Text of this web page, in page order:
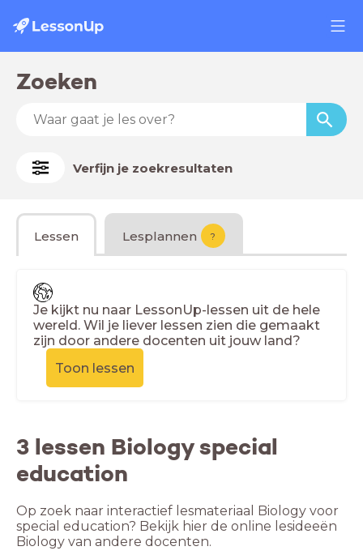
Zoeken
Verfijn je zoekresultaten
Lessen Lesplannen ?
Je kijkt nu naar LessonUp-lessen uit de hele
wereld. Wil je liever lessen zien die gemaakt
zijn door andere docenten uit jouw land?
Toon lessen
3 lessen Biology special
education
Op zoek naar interactief lesmateriaal Biology voor
special education? Bekijk hier de online lesideeën
Biology van andere docenten.